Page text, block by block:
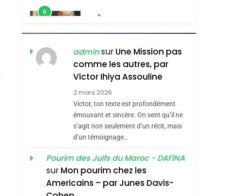
6
FIÈRE, DIGNE ET
RÉSILIENTE :
POURQUOI JE
REVENDIQUE MA
JUDAÏTE Par Thérèse
Zrihen-Dvir
ISRAÉL JUDAISME
CE QUI NOUS
MANQUE – Jacques
Hadida
JUDAISME
Maroc : Les Amandes
De Tafraout, Le Miel
De Tadla Azilal
Consacrés Produits
Du Terroir
DAFINA MAROC
Oeil Ravageur –
adminsur Une Mission pas
comme les autres, par
Victor Ihiya Assouline
2 mars 2026
Victor, ton texte est profondément
émouvant et sincère. On sent qu’il ne
s’agit non seulement d’un récit, mais
d’un témoignage…
Pourim des Juifs du Maroc - DAFINA
sur Mon pourim chez les
Americains – par Junes Davis-